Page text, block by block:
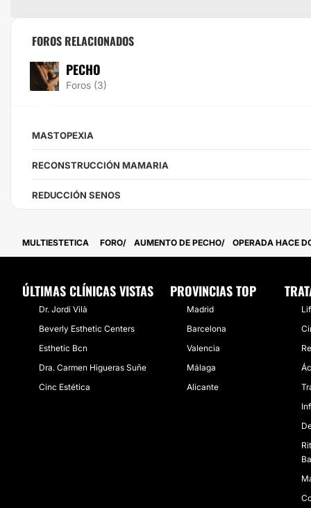
FOROS RELACIONADOS
PECHO
Foros (3)
MASTOPEXIA
RECONSTRUCCIÓN MAMARIA
REDUCCIÓN SENOS
MULTIESTETICA FORO AUMENTO DE PECHO OPERADA HACE
ÚLTIMAS CLÍNICAS VISTAS
Dr. Jordi Vilà
Beverly Esthetic Centers
Esthetic Bcn
Dra. Carmen Higueras Suñe
Cinc Estética
PROVINCIAS TOP
Madrid
Barcelona
Valencia
Málaga
Alicante